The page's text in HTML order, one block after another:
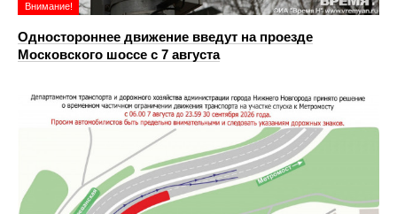
Внимание!
Одностороннее движение введут на проезде
Московского шоссе с 7 августа